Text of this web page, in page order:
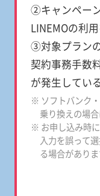
②キャンペー
LINEMOの利
③対象プラン
契約事務手数
が発生してい
※ ソフトバンク
乗り換えの場合
※ お申し込み時
入力を誤って
る場合がありま